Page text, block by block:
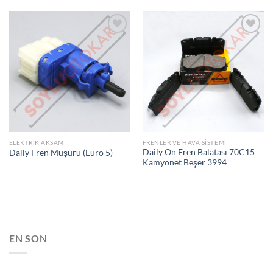
İSTEK
LISTEME
EKLE
ELEKTRIK AKSAMI
Daily Fren Müşürü (Euro 5)
İSTEK
LISTEME
EKLE
FRENLER VE HAVA SISTEMI
Daily Ön Fren Balatası 70C15
Kamyonet Beşer 3994
EN SON